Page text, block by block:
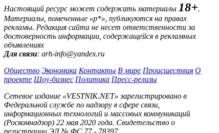
Настоящий ресурс может содержать материалы 18+.
Материалы, помеченные «р*», публикуются на правах
рекламы. Редакция сайта не несет ответственности за
достоверность информации, содержащейся в рекламных
объявлениях
Для связи: arh-info@yandex.ru
Общество Экономика Контакты В мире Происшествия О
проекте Шоу-бизнес Политика Пресс-релизы
Сетевое издание «VESTNIK.NET» зарегистрировано в
Федеральной службе по надзору в сфере связи,
информационных технологий и массовых коммуникаций
(Роскомнадзор) 22 мая 2020 года. Свидетельство о
регистрации ЭЛ № ФС 77 - 78397